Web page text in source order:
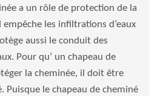
a un rôle de protection de la
les infiltrations d’eaux
aussi le conduit des
Pour qu’ un chapeau de
la cheminée, il doit être
Puisque le chapeau de cheminé